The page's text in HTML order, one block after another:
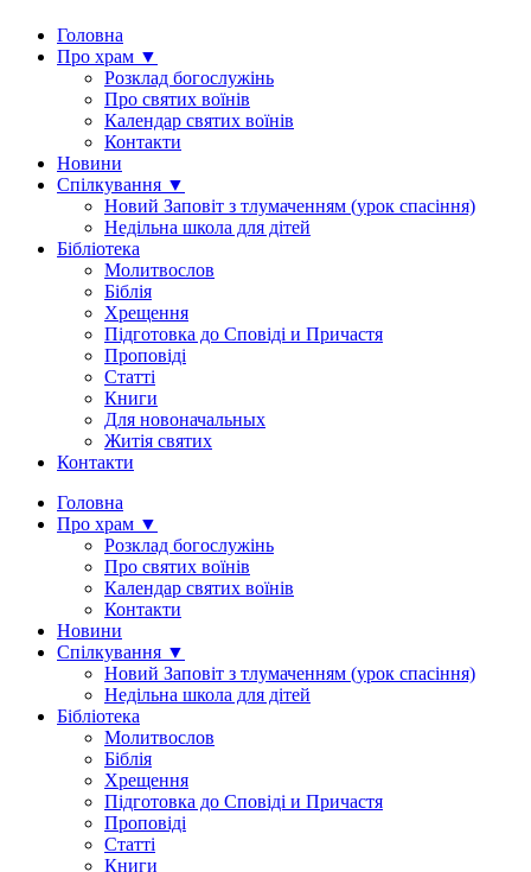
Головна
Про храм ▼
Розклад богослужінь
Про святих воїнів
Календар святих воїнів
Контакти
Новини
Спілкування ▼
Новий Заповіт з тлумаченням (урок спасіння)
Недільна школа для дітей
Бібліотека
Молитвослов
Біблія
Хрещення
Підготовка до Сповіді и Причастя
Проповіді
Статті
Книги
Для новоначальных
Житія святих
Контакти
Головна
Про храм ▼
Розклад богослужінь
Про святих воїнів
Календар святих воїнів
Контакти
Новини
Спілкування ▼
Новий Заповіт з тлумаченням (урок спасіння)
Недільна школа для дітей
Бібліотека
Молитвослов
Біблія
Хрещення
Підготовка до Сповіді и Причастя
Проповіді
Статті
Книги